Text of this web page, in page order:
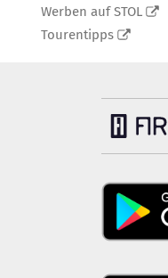
Werben auf STOL
Tourentipps